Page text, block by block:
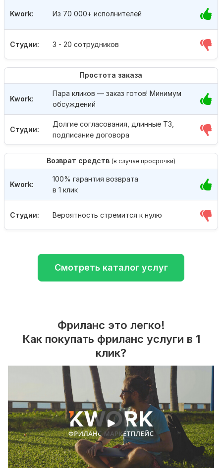
Студии: 3 - 20 сотрудников
Kwork: Из 70 000+ исполнителей
Простота заказа
Студии:
Долгие согласования, длинные ТЗ,
подписание договора
Kwork:
Пара кликов — заказ готов! Минимум
обсуждений
Возврат средств (в случае просрочки)
Студии: Вероятность стремится к нулю
Kwork:
100% гарантия возврата
в 1 клик
Смотреть каталог услуг
Фриланс это легко!
Как покупать фриланс услуги в 1
клик?